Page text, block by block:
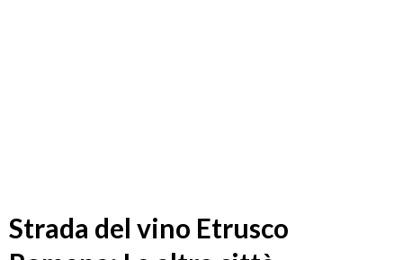
Strada del vino Etrusco